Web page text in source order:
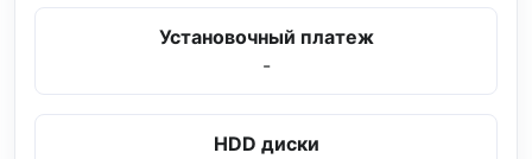
Установочный платеж
-
HDD диски